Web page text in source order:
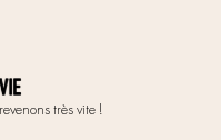
très vite !